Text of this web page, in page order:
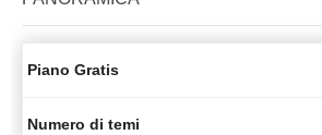
Piano Gratis
Numero di temi